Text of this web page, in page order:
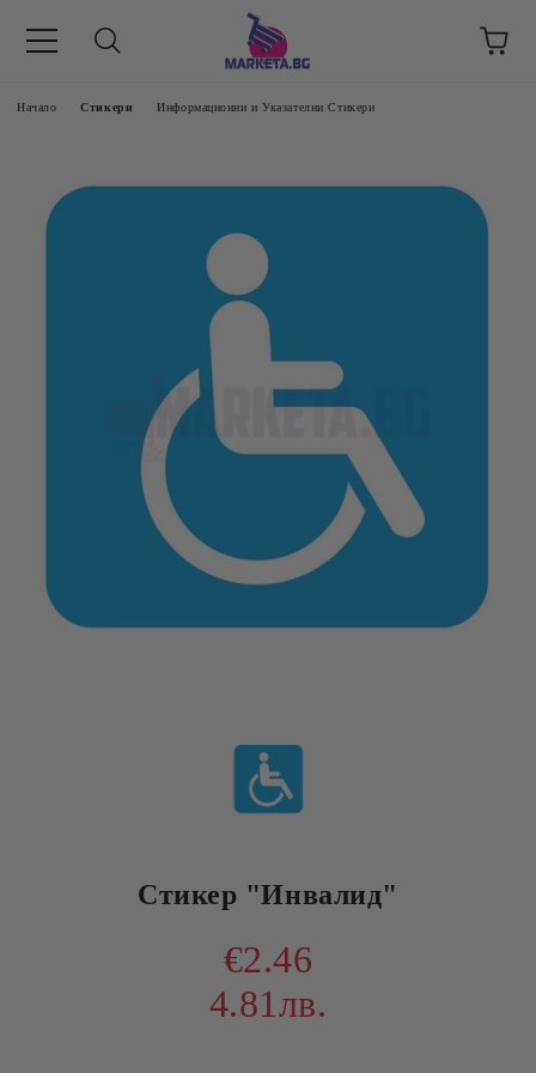
8 -17 ч/
Начало Стикери Информационни и Указателни Стикери
Стикер "Инвалид"
€2.46
4.81лв.